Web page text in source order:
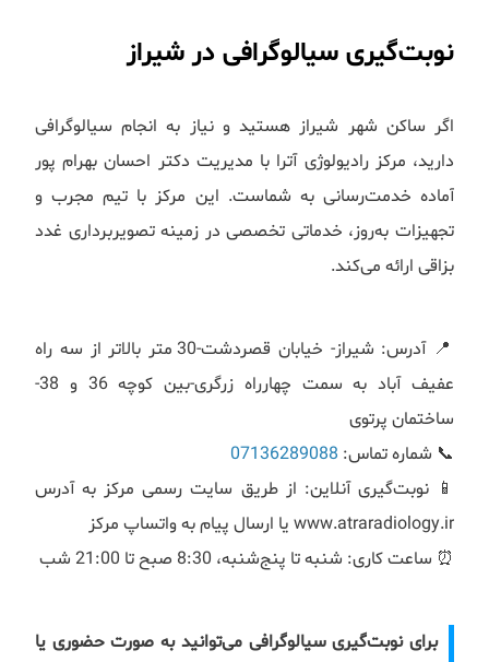
نوبت‌گیری سیالوگرافی در شیراز
اگر ساکن شهر شیراز هستید و نیاز به انجام سیالوگرافی
دارید، مرکز رادیولوژی آترا با مدیریت دکتر احسان بهرام پور
آماده خدمت‌رسانی به شماست. این مرکز با تیم مجرب و
تجهیزات به‌روز، خدماتی تخصصی در زمینه تصویربرداری غدد
بزاقی ارائه می‌کند.
📍 آدرس: شیراز- خیابان قصردشت-30 متر بالاتر از سه راه
عفیف آباد به سمت چهارراه زرگری-بین کوچه 36 و 38-
ساختمان پرتوی
📞 شماره تماس: 07136289088
📱 نوبت‌گیری آنلاین: از طریق سایت رسمی مرکز به آدرس
www.atraradiology.ir یا ارسال پیام به واتساپ مرکز
⏰ ساعت کاری: شنبه تا پنج‌شنبه، 8:30 صبح تا 21:00 شب
برای نوبت‌گیری سیالوگرافی می‌توانید به صورت حضوری یا